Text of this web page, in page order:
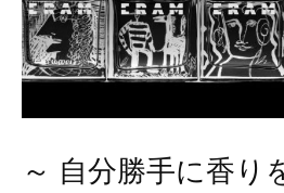
～ 自分勝手に香り